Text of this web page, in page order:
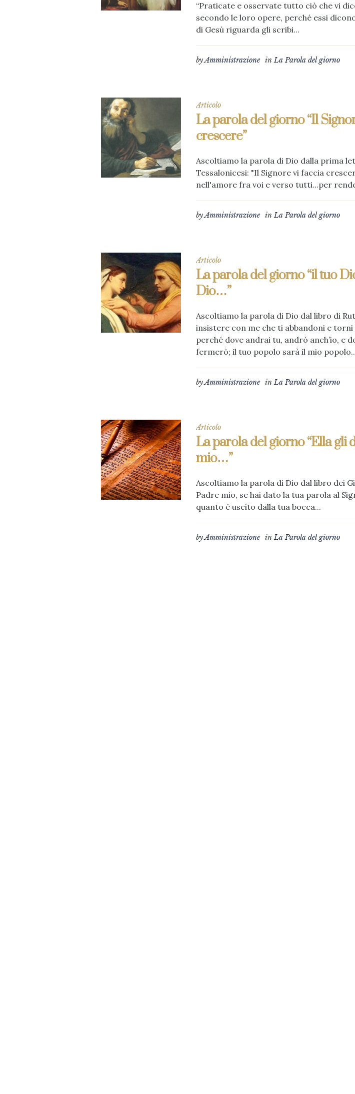
“Praticate e osservate tutto ciò che vi
secondo le loro opere, perché essi
di Gesù riguarda gli scribi...
byAmministrazione inLa Parola del giorno
Articolo
La parola del giorno “Il
crescere”
Ascoltiamo la parola di Dio dalla prima
Tessalonicesi: "Il Signore vi faccia
nell'amore fra voi e verso tutti...per
byAmministrazione inLa Parola del giorno
Articolo
La parola del giorno “il tuo
Dio…”
Ascoltiamo la parola di Dio dal libro di
insistere con me che ti abbandoni e
perché dove andrai tu, andrò anch’io, e
fermerò; il tuo popolo sarà il mio
byAmministrazione inLa Parola del giorno
Articolo
La parola del giorno “Ella gli
mio…”
Ascoltiamo la parola di Dio dal libro dei
Padre mio, se hai dato la tua parola al
quanto è uscito dalla tua bocca...
byAmministrazione inLa Parola del giorno